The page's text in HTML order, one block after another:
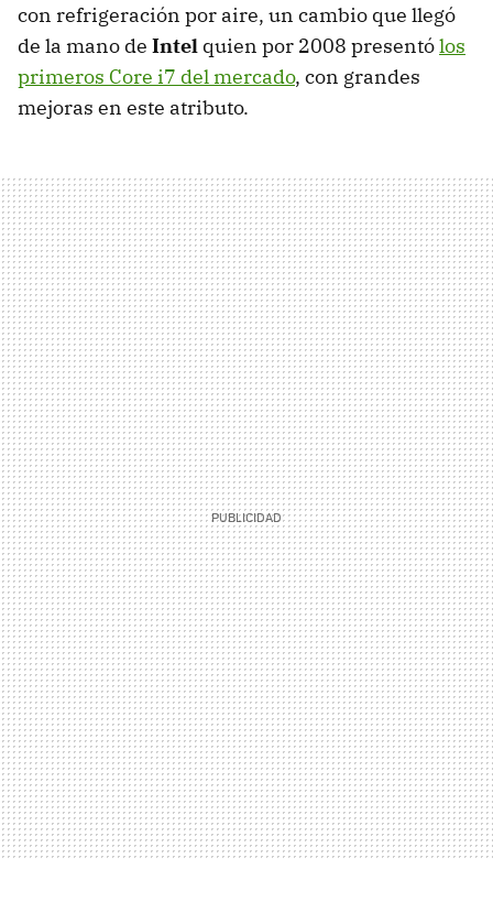
con refrigeración por aire, un cambio que llegó
de la mano de Intel quien por 2008 presentólos
primeros Core i7 del mercado, con grandes
mejoras en este atributo.